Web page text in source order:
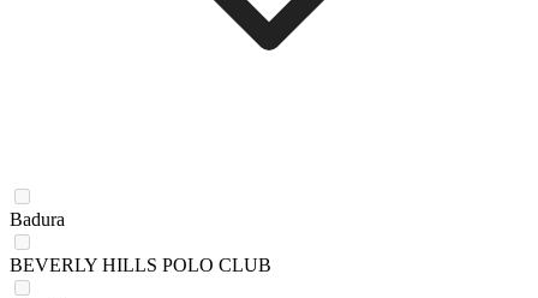
Badura
BEVERLY HILLS POLO CLUB